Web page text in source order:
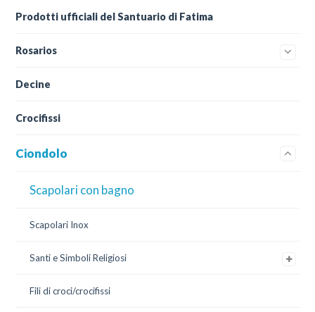
Prodotti ufficiali del Santuario di Fatima
Rosarios
Decine
Crocifissi
Ciondolo
Scapolari con bagno
Scapolari Inox
Santi e Simboli Religiosi
Fili di croci/crocifissi